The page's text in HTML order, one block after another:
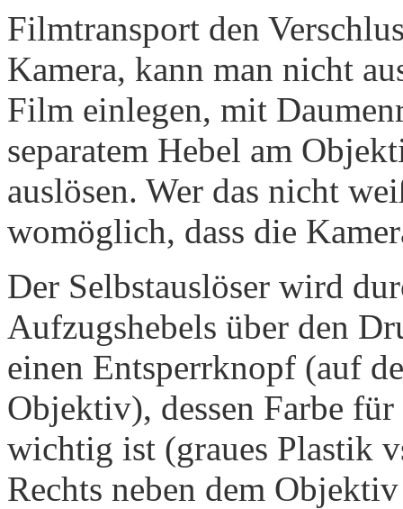
Film­transport den
Kamera, kann man nicht
Film einlegen, mit
separatem Hebel am
auslösen. Wer das nicht
womöglich, dass die
Der Selbstauslöser wird
Aufzugshebels über den
einen Entsperrknopf (auf
Objektiv), dessen Farbe
wichtig ist (graues Plastik
Rechts neben dem